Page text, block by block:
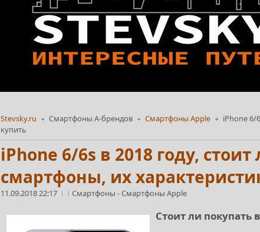
Stevsky.ru Смартфоны А-брендов Смартфоны Apple
iPhone 6/
купить
iPhone 6/6s в 2018 году,
смартфоны, их
11.09.2018 22:17 Смартфоны -Смартфоны Apple
Стоит ли покупать